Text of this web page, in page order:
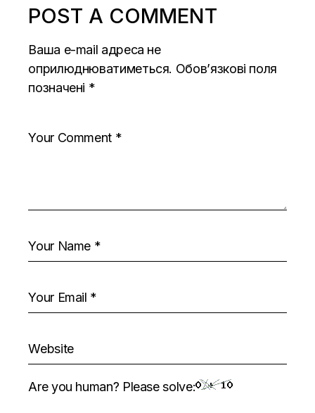
POST A COMMENT
Ваша e-mail адреса не
оприлюднюватиметься. Обов’язкові поля
позначені *
Are you human? Please solve: